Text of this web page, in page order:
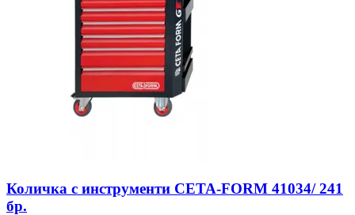
Количка с инструменти CETA-FORM 41034/ 241
бр.